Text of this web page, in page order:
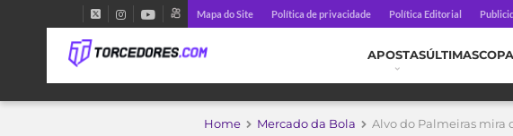
Mapa do Site Política de privacidade Política Editorial
APOSTASÚLTIMAS
Home Mercado da Bola Alvo do Palmeiras mira